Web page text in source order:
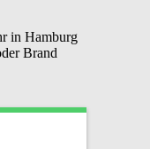
in Hamburg
Brand